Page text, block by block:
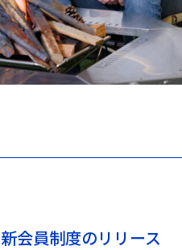
会員制度のリリース